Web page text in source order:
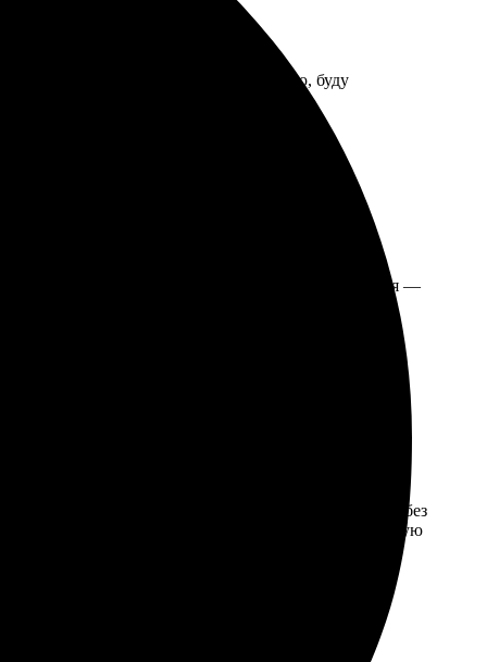
прост и удобен. Рекомендую, буду
и все очень легко и понятно. Процесс оформления —
деталь проработана, цвета яркие и
никаких трудностей не возникло. Качество печати без
остались только положительные. Рекомендую